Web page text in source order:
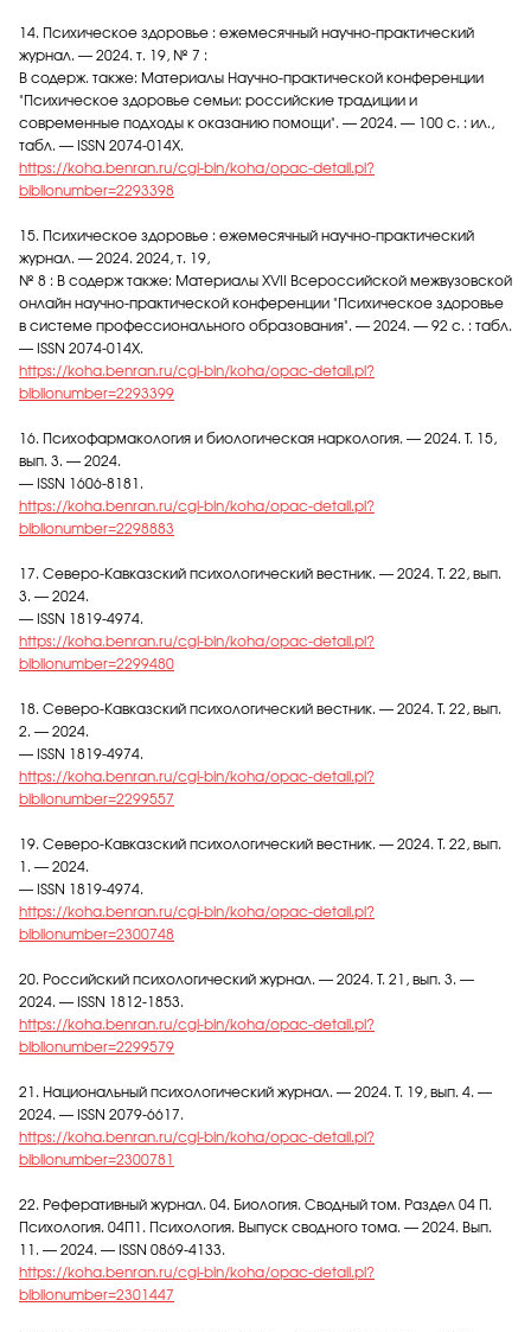
14. Психическое здоровье : ежемесячный научно-практический
журнал. — 2024. т. 19, № 7 :
В содерж. также: Материалы Научно-практической конференции
"Психическое здоровье семьи: российские традиции и
современные подходы к оказанию помощи". — 2024. — 100 с. : ил.,
табл. — ISSN 2074-014X.
https://koha.benran.ru/cgi-bin/koha/opac-detail.pl?
biblionumber=2293398
15. Психическое здоровье : ежемесячный научно-практический
журнал. — 2024. 2024, т. 19,
№ 8 : В содерж также: Материалы XVII Всероссийской межвузовской
онлайн научно-практической конференции "Психическое здоровье
в системе профессионального образования". — 2024. — 92 с. : табл.
— ISSN 2074-014X.
https://koha.benran.ru/cgi-bin/koha/opac-detail.pl?
biblionumber=2293399
16. Психофармакология и биологическая наркология. — 2024. Т. 15,
вып. 3. — 2024.
— ISSN 1606-8181.
https://koha.benran.ru/cgi-bin/koha/opac-detail.pl?
biblionumber=2298883
17. Северо-Кавказский психологический вестник. — 2024. Т. 22, вып.
3. — 2024.
— ISSN 1819-4974.
https://koha.benran.ru/cgi-bin/koha/opac-detail.pl?
biblionumber=2299480
18. Северо-Кавказский психологический вестник. — 2024. Т. 22, вып.
2. — 2024.
— ISSN 1819-4974.
https://koha.benran.ru/cgi-bin/koha/opac-detail.pl?
biblionumber=2299557
19. Северо-Кавказский психологический вестник. — 2024. Т. 22, вып.
1. — 2024.
— ISSN 1819-4974.
https://koha.benran.ru/cgi-bin/koha/opac-detail.pl?
biblionumber=2300748
20. Российский психологический журнал. — 2024. Т. 21, вып. 3. —
2024. — ISSN 1812-1853.
https://koha.benran.ru/cgi-bin/koha/opac-detail.pl?
biblionumber=2299579
21. Национальный психологический журнал. — 2024. Т. 19, вып. 4. —
2024. — ISSN 2079-6617.
https://koha.benran.ru/cgi-bin/koha/opac-detail.pl?
biblionumber=2300781
22. Реферативный журнал. 04. Биология. Сводный том. Раздел 04 П.
Психология. 04П1. Психология. Выпуск сводного тома. — 2024. Вып.
11. — 2024. — ISSN 0869-4133.
https://koha.benran.ru/cgi-bin/koha/opac-detail.pl?
biblionumber=2301447